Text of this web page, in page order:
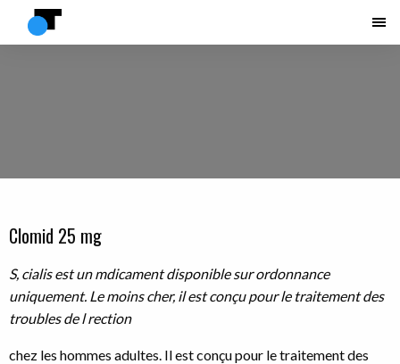
Clomid 25 mg
S, cialis estunmdicament disponible sur ordonnance
uniquement. Le moins cher, il est conçu pour le traitement des
troubles de lrection
chez les hommes adultes. Il est conçu pour le traitement des